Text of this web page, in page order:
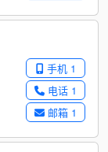
手机 1
电话 1
邮箱 1